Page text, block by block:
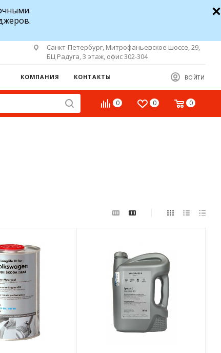
Санкт-Петербург, Митрофаньевское шоссе, 29,
БЦ Радуга, 3 этаж, офис 302-304
ВОЙТИ
КОМПАНИЯ КОНТАКТЫ
0 0 0